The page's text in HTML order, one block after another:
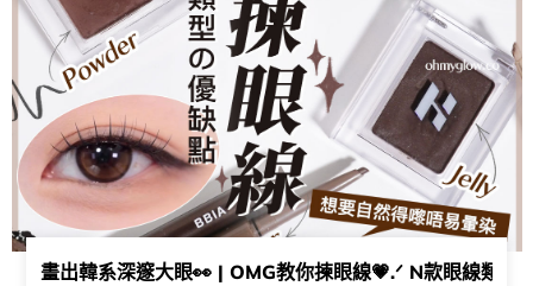
畫出韓系深邃大眼👀 | ​OMG教你揀眼線💗.ᐟ N款眼線類型
READY入坑😈？